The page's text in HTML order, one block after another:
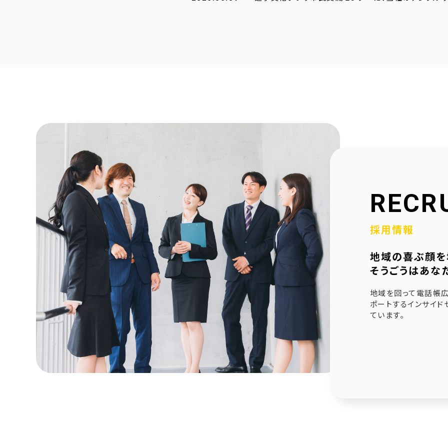
2025.12.23
2025.09.10 NPO法人様と協働でエンディングノートを制作いたし
2025.08.20 官民協働事業として「佐用町エンディングノート」を制
2025.06.21 未来創造企業更新認定式典
2025.01.23 奈良県社会福祉協議会へ寄附金寄贈
2025.01.10 産学官金連携による「Discovery IBARAKI」が発刊さ
2024.12.17 赤穂市版「わたしの終活覚書」が神戸新聞に掲載されま
2024.11.14 エンディングノート「わたしの終活覚書」書き方講座開催
2024.10.25 赤穂市エンディングノート「わたしの終活覚書」発刊式に
採用情報
地域の喜ぶ顔を
そうごうはあな
地域を回って電話帳
ポートするインサイ
ています。